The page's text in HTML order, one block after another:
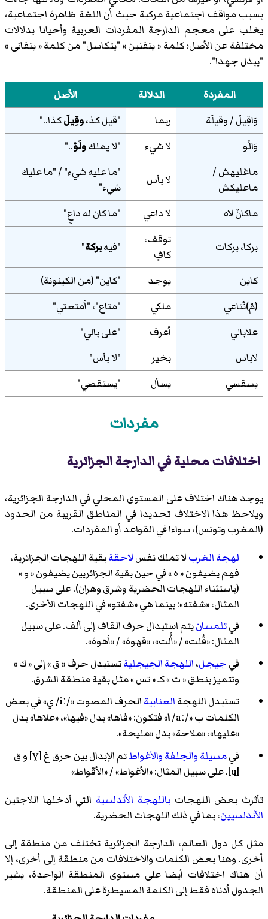
بسبب مواقف اجتماعية مركبة حيث أن اللغة ظاهرة اجتماعية،
يغلب على معجم الدارجة المفردات العربية وأحيانا بدلالات
مختلفة عن الأصل؛ كلمة « يتفنين » "يتكاسل" من كلمة « يتفانى »
"يبذل جهدا".
المفردة الدلالة
الأصل
وَاقِيلْ / وقيلَة
ربما "قيل كذ،وقِيلَكذا.."
وَالُو
لا شيء "لا يملكولَوْ.."
ماعْليهش /
ماعليكش
لا بأس
"ما عليه شيء" / "ما عليك
شيء"
ماكانْ لاه
لا داعي "ما كان له داعٍ"
بركا، بركات
توقف،
كافٍ
"فيهبركة"
كاين يوجد
"كاين" (من الكينونة)
(مْ)نْتاعي
ملكي
"متاع"، "أمتعتي"
علابالي
أعرف
"على بالي"
لاباس
بخير
"لا بأس"
يسقسي
يسأل "يستقصي"
مفردات
اختلافات محلية في الدارجة الجزائرية
يوجد هناك اختلاف على المستوى المحلي في الدارجة الجزائرية،
ويلاحظ هذا الاختلاف تحديدا في المناطق القريبة من الحدود
(المغرب وتونس)، سواءا في القواعد أو المفردات.
لهجة الغربلا تملك نفسلاحقةبقية اللهجات الجزائرية،
فهم يضيفون « ه » في حين بقية الجزائريين يضيفون « و »
(باستثناء اللهجات الحضرية وشرق وهران). على سبيل
المثال، «شفته»: بينما هي «شفتو» في اللهجات الأخرى.
فيتلمسانيتم استبدال حرف القاف إلى ألف. على سبيل
المثال: «قُلت» / «أُلت»، «قهوة» / «أهوة».
فيجيجل،اللهجة الجيجليةتستبدل حرف « ق » إلى « ك »
وتتميز بنطق « ت » كـ « تس » مثل بقية منطقة الشرق.
تستبدل اللهجةالعنابيةالحرف المصوت «/iː/ي» في بعض
الكلمات ب «/aː/ا» فتكون: «فاها» بدل «فيها»، «علاها» بدل
«عليها»، «ملاحة» بدل «مليحة».
فيمسيلةوالجلفةوالأغواط
تم الإبدال بين حرق غ [ɣ] و ق
[q]. على سبيل المثال: «الأغواط» / «الأقواط»
تأثرث بعض اللهجاتباللهجة الأندلسية التي أدخلها اللاجئين
الأندلسيين، بما في ذلك اللهجات الحضرية.
مثل كل دول العالم، الدارجة الجزائرية تختلف من منطقة إلى
أخرى. وهنا بعض الكلمات والاختلافات من منطقة إلى أخرى، إلا
أن هناك اختلافات أيضا على مستوى المنطقة الواحدة، يشير
الجدول أدناه فقط إلى الكلمة المسيطرة على المنطقة.